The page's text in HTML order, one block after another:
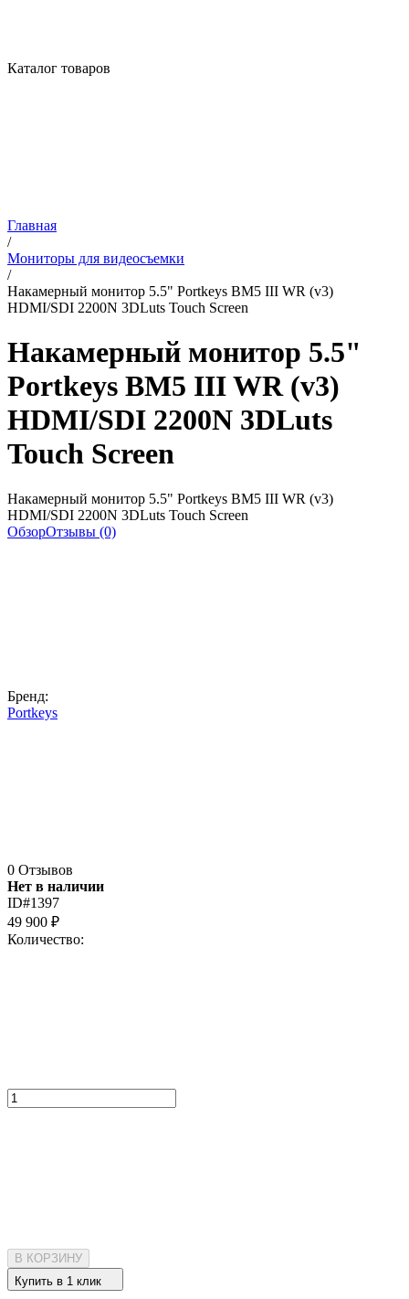
Каталог товаров
Главная
/
Мониторы для видеосъемки
/
Накамерный монитор 5.5" Portkeys BM5 III WR (v3)
HDMI/SDI 2200N 3DLuts Touch Screen
Накамерный монитор 5.5"
Portkeys BM5 III WR (v3)
HDMI/SDI 2200N 3DLuts
Touch Screen
Накамерный монитор 5.5" Portkeys BM5 III WR (v3)
HDMI/SDI 2200N 3DLuts Touch Screen
ОбзорОтзывы (0)
Бренд:
Portkeys
0 Отзывов
Нет в наличии
ID#1397
49 900 ₽
Количество:
В КОРЗИНУ
Купить в 1 клик